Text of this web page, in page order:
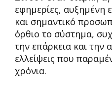
εφημερίες, αυξημένη
και σημαντικό
όρθιο το σύστημα,
την επάρκεια και την
ελλείψεις που
χρόνια.